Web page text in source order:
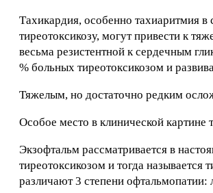
Тахикардия, особенно тахиаритмия
тиреотоксикозу, могут привести к
весьма резистентной к сердечным
% больных тиреотоксикозом и
Тяжелым, но достаточно редким
Особое место в клинической картине
Экзофтальм рассматривается в
тиреотоксикозом и тогда
различают 3 степени